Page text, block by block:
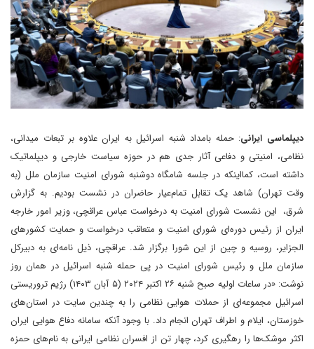
دیپلماسی ایرانی: حمله بامداد شنبه اسرائیل به ایران علاوه بر تبعات میدانی،
نظامی، امنیتی و دفاعی آثار جدی هم در حوزه سیاست خارجی و دیپلماتیک
داشته است، کمااینکه در جلسه شامگاه دوشنبه شورای امنیت سازمان ملل (به
وقت تهران) شاهد یک تقابل تمام‌عیار حاضران در نشست بودیم. به گزارش
شرق، این نشست شورای امنیت به درخواست عباس عراقچی، وزیر امور خارجه
ایران از رئیس دوره‌ای شورای امنیت و متعاقب درخواست و حمایت کشورهای
الجزایر، روسیه و چین از این شورا برگزار شد. عراقچی، ذیل نامه‌ای به دبیرکل
سازمان ملل و رئیس شورای امنیت در پی حمله شنبه اسرائیل در همان روز
نوشت: «در ساعات اولیه‌ صبح شنبه ۲۶ اکتبر ۲۰۲۴ (۵ آبان ۱۴۰۳) رژیم تروریستی
اسرائیل مجموعه‌ای از حملات هوایی نظامی را به چندین سایت در استان‌های
خوزستان، ایلام و اطراف تهران انجام داد. با وجود آنکه سامانه‌ دفاع هوایی ایران
اکثر موشک‌ها را رهگیری کرد، چهار تن از افسران نظامی ایرانی به نام‌های حمزه